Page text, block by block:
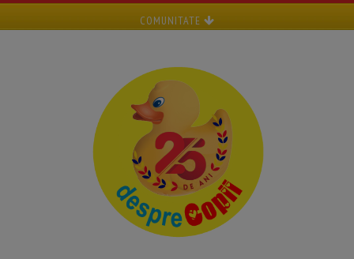
COMUNITATE